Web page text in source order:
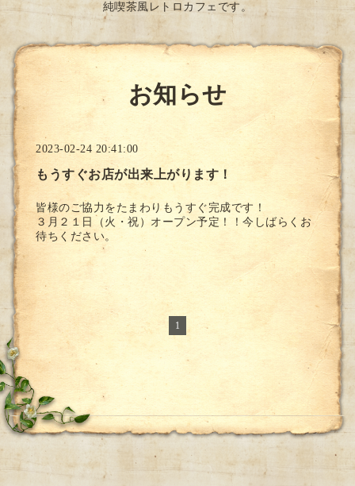
純喫茶風レトロカフェです。
お知らせ
2023-02-24 20:41:00
もうすぐお店が出来上がります！
皆様のご協力をたまわりもうすぐ完成です！
３月２１日（火・祝）オープン予定！！今しばらくお
待ちください。
1